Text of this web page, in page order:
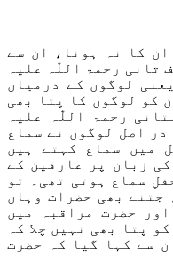
کا نہ ہونا، ان سے
ثانی رحمۃ اللّٰہ علیہ
لوگوں کے درمیان
کو لوگوں کا پتا بھی
رحمۃ اللّٰہ علیہ
در اصل لوگوں نے سماع
میں سماع
کہتے ہیں
کی زبان پر عارفین کے
سماع ہوت ی تھ ی۔
تو
جتنے بھی حض رات وہاں
حضرت مراقبہ میں
پتا بھی نہیں چلا کہ
سے کہ ا گ یا کہ حضرت